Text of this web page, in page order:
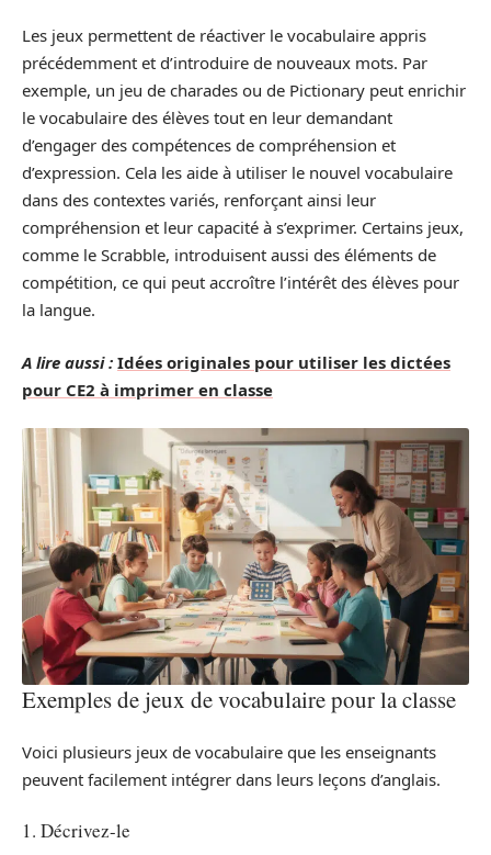
Les jeux permettent de réactiver le vocabulaire appris
précédemment et d’introduire de nouveaux mots. Par
exemple, un jeu de charades ou de Pictionary peut enrichir
le vocabulaire des élèves tout en leur demandant
d’engager des compétences de compréhension et
d’expression. Cela les aide à utiliser le nouvel vocabulaire
dans des contextes variés, renforçant ainsi leur
compréhension et leur capacité à s’exprimer. Certains jeux,
comme le Scrabble, introduisent aussi des éléments de
compétition, ce qui peut accroître l’intérêt des élèves pour
la langue.
A lire aussi : Idées originales pour utiliser les dictées
pour CE2 à imprimer en classe
Exemples de jeux de vocabulaire pour la classe
Voici plusieurs jeux de vocabulaire que les enseignants
peuvent facilement intégrer dans leurs leçons d’anglais.
1. Décrivez-le